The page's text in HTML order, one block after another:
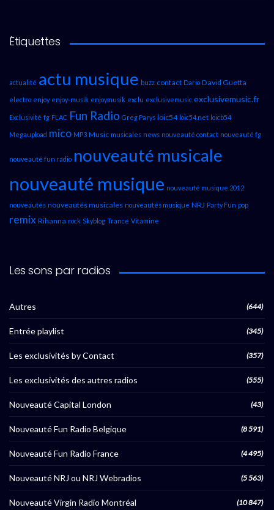
Étiquettes
actualité actu musique buzz contact Dario David Guetta
electro enjoy enjoy-musik enjoymusik exclu exclusivemusic exclusivemusic.fr
Exclusivité fg FLAC Fun Radio Greg Parys loic54 loic54.net loicb54
Megaupload mico MP3 Music musicales news nouveauté contact nouveauté fg
nouveauté fun radio nouveauté musicale
nouveauté musique nouveauté musique 2012
nouveautés nouveautés musicales nouveautés musique NRJ Party Fun pop
remix Rihanna rock Skyblog Trance Vitamine
Les sons par radios
Autres (644)
Entrée playlist (345)
Les exclusivités by Contact (357)
Les exclusivités des autres radios (555)
Nouveauté Capital London (43)
Nouveauté Fun Radio Belgique (8 591)
Nouveauté Fun Radio France (4 495)
Nouveauté NRJ ou NRJ Webradios (5 563)
Nouveauté Virgin Radio Montréal (10 847)